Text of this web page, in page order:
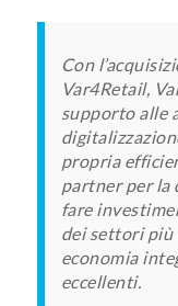
Con
Var4Retail,
supporto alle
propria
partner per la
fare
dei settori
economia
eccellenti.